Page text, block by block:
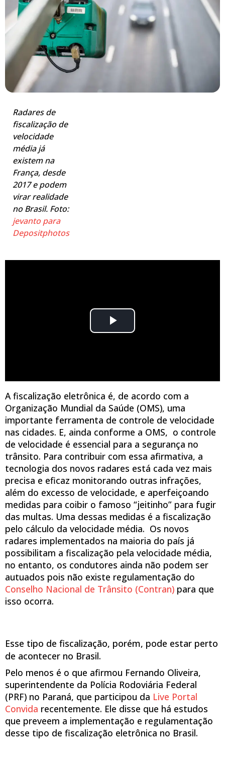
Radares de
fiscalização de
velocidade
média já
existem na
França, desde
2017 e podem
virar realidade
no Brasil. Foto:
jevanto para
Depositphotos
A fiscalização eletrônica é, de acordo com a
Organização Mundial da Saúde (OMS), uma
importante ferramenta de controle de velocidade
nas cidades. E, ainda conforme a OMS, o controle
de velocidade é essencial para a segurança no
trânsito. Para contribuir com essa afirmativa, a
tecnologia dos novos radares está cada vez mais
precisa e eficaz monitorando outras infrações,
além do excesso de velocidade, e aperfeiçoando
medidas para coibir o famoso “jeitinho” para fugir
das multas. Uma dessas medidas é a fiscalização
pelo cálculo da velocidade média. Os novos
radares implementados na maioria do país já
possibilitam a fiscalização pela velocidade média,
no entanto, os condutores ainda não podem ser
autuados pois não existe regulamentação do
Conselho Nacional de Trânsito (Contran) para que
isso ocorra.
Esse tipo de fiscalização, porém, pode estar perto
de acontecer no Brasil.
Pelo menos é o que afirmou Fernando Oliveira,
superintendente da Polícia Rodoviária Federal
(PRF) no Paraná, que participou da Live Portal
Convida recentemente. Ele disse que há estudos
que preveem a implementação e regulamentação
desse tipo de fiscalização eletrônica no Brasil.